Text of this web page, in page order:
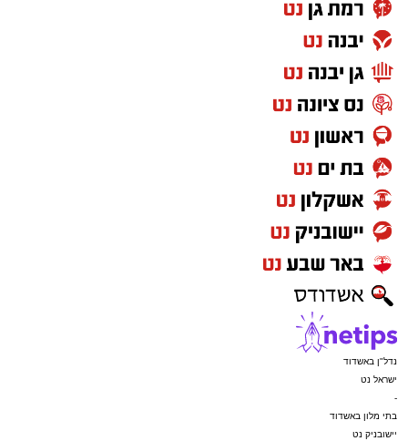
נדל"ן באשדוד
ישראל נט
-
בתי מלון באשדוד
יישובניק נט